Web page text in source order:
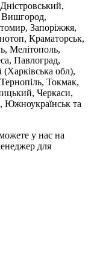
Вишгород,
Запоріжжя,
Краматорськ,
Мелітополь,
Павлоград,
обл),
Токмак,
Черкаси,
Южноукраїнськ та
у нас на
для